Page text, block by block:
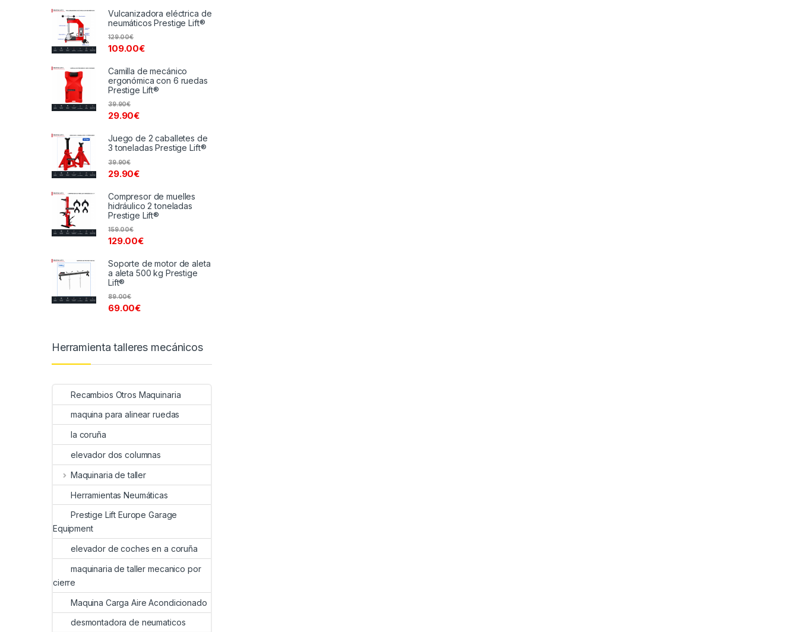
Vulcanizadora eléctrica de
neumáticos Prestige Lift®
109.00€
129.00€
Camilla de mecánico
ergonómica con 6 ruedas
Prestige Lift®
29.90€
39.90€
Juego de 2 caballetes de
3 toneladas Prestige Lift®
29.90€
39.90€
Compresor de muelles
hidráulico 2 toneladas
Prestige Lift®
129.00€
159.00€
Soporte de motor de aleta
a aleta 500 kg Prestige
Lift®
69.00€
89.00€
Herramienta talleres mecánicos
Recambios Otros Maquinaria
maquina para alinear ruedas
la coruña
elevador dos columnas
Maquinaria de taller
Herramientas Neumáticas
Prestige Lift Europe Garage
Equipment
elevador de coches en a coruña
maquinaria de taller mecanico por
cierre
Maquina Carga Aire Acondicionado
desmontadora de neumaticos